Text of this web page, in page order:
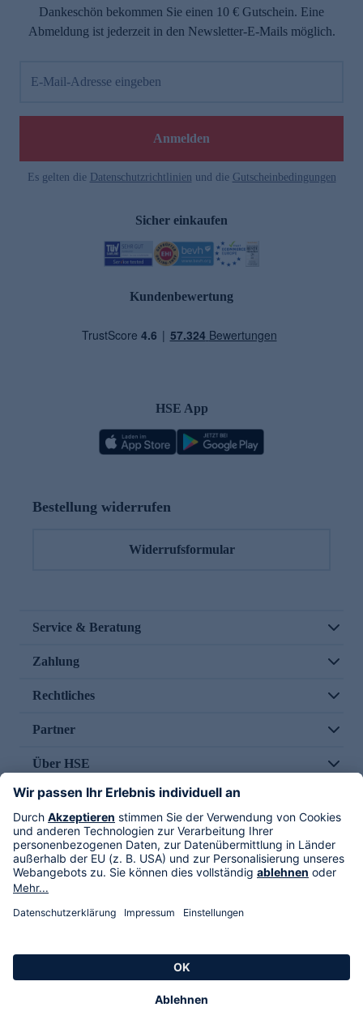
Dankeschön bekommen Sie einen 10 € Gutschein. Eine
Abmeldung ist jederzeit in den Newsletter-E-Mails möglich.
E-Mail-Adresse eingeben
Anmelden
Es gelten die Datenschutzrichtlinien und die Gutscheinbedingungen
Sicher einkaufen
Kundenbewertung
HSE App
Bestellung widerrufen
Widerrufsformular
Service & Beratung
Zahlung
Rechtliches
Partner
Über HSE
Im TV
HSE International